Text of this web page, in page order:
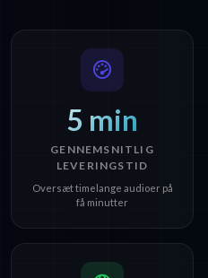
5 min
GENNEMSNITLIG
LEVERINGSTID
Oversæt timelange audioer på
få minutter